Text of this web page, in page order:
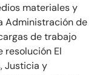
materiales y
Administración de
de trabajo
resolución El
Justicia y